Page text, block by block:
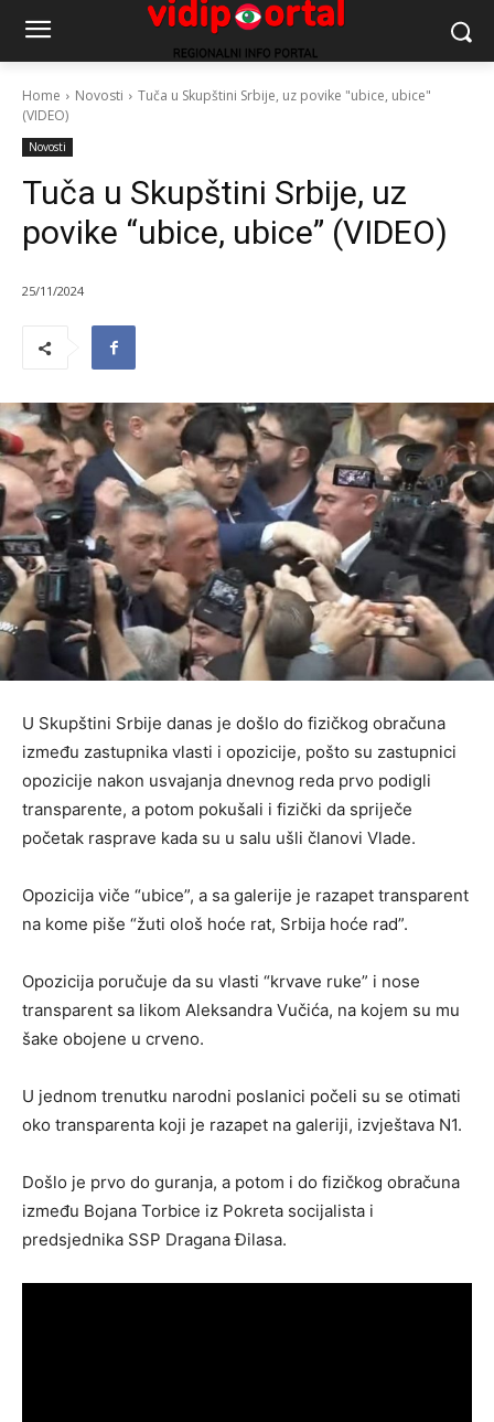
Home Novosti
Tuča u Skupštini Srbije, uz povike "ubice, ubice"
(VIDEO)
Novosti
Tuča u Skupštini Srbije, uz
povike “ubice, ubice” (VIDEO)
25/11/2024
U Skupštini Srbije danas je došlo do fizičkog obračuna
između zastupnika vlasti i opozicije, pošto su zastupnici
opozicije nakon usvajanja dnevnog reda prvo podigli
transparente, a potom pokušali i fizički da spriječe
početak rasprave kada su u salu ušli članovi Vlade.
Opozicija viče “ubice”, a sa galerije je razapet transparent
na kome piše “žuti ološ hoće rat, Srbija hoće rad”.
Opozicija poručuje da su vlasti “krvave ruke” i nose
transparent sa likom Aleksandra Vučića, na kojem su mu
šake obojene u crveno.
U jednom trenutku narodni poslanici počeli su se otimati
oko transparenta koji je razapet na galeriji, izvještava N1.
Došlo je prvo do guranja, a potom i do fizičkog obračuna
između Bojana Torbice iz Pokreta socijalista i
predsjednika SSP Dragana Đilasa.